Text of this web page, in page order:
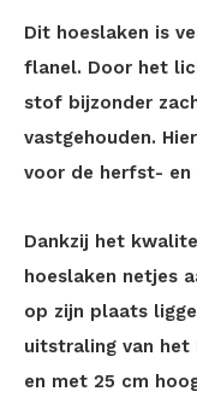
Dit hoeslaken is
flanel. Door het
stof bijzonder
vastgehouden.
voor de herfst- en
Dankzij het
hoeslaken netjes
op zijn plaats
uitstraling van het
en met 25 cm